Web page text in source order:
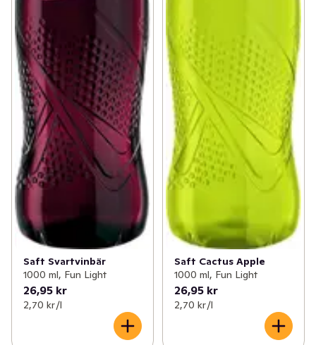
Saft Svartvinbär
1000 ml, Fun Light
26,95 kr
2,70 kr /l
Saft Cactus Apple
1000 ml, Fun Light
26,95 kr
2,70 kr /l